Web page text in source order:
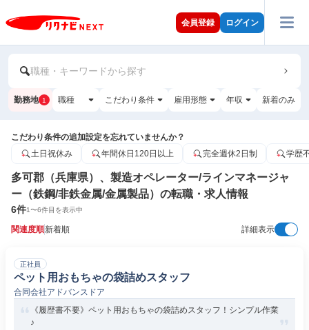
会員登録 ログイン
職種・キーワードから探す
勤務地 1 職種 こだわり条件 雇用形態 年収 新着のみ
こだわり条件の追加設定を忘れていませんか？
土日祝休み
年間休日120日以上 完全週休2日制 学歴
多可郡（兵庫県）、製造オペレーター/ラインマネージャ
ー（鉄鋼/非鉄金属/金属製品）の転職・求人情報
6件1〜6件目を表示中
関連度順新着順 詳細表示
正社員
ペット用おもちゃの袋詰めスタッフ
合同会社アドバンスドア
《履歴書不要》ペット用おもちゃの袋詰めスタッフ！シンプル作業
♪